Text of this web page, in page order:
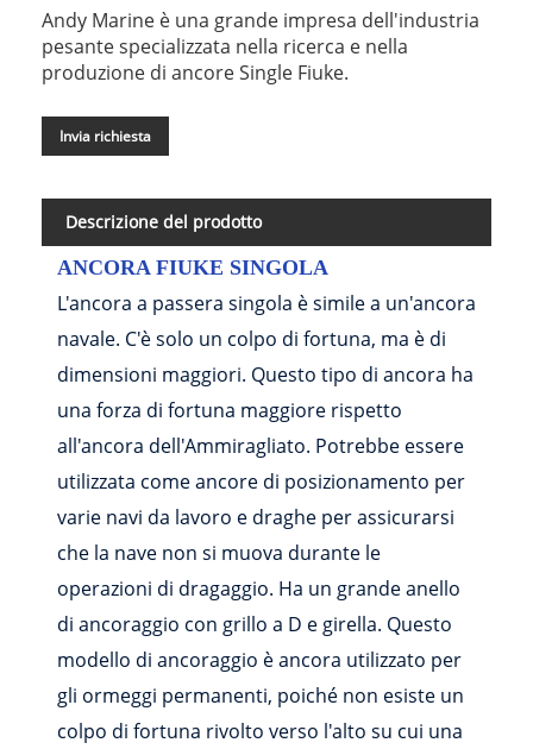
Andy Marine è una grande impresa dell'industria
pesante specializzata nella ricerca e nella
produzione di ancore Single Fiuke.
Invia richiesta
Descrizione del prodotto
ANCORA FIUKE SINGOLA
L'ancora a passera singola è simile a un'ancora
navale. C'è solo un colpo di fortuna, ma è di
dimensioni maggiori. Questo tipo di ancora ha
una forza di fortuna maggiore rispetto
all'ancora dell'Ammiragliato. Potrebbe essere
utilizzata come ancore di posizionamento per
varie navi da lavoro e draghe per assicurarsi
che la nave non si muova durante le
operazioni di dragaggio. Ha un grande anello
di ancoraggio con grillo a D e girella. Questo
modello di ancoraggio è ancora utilizzato per
gli ormeggi permanenti, poiché non esiste un
colpo di fortuna rivolto verso l'alto su cui una